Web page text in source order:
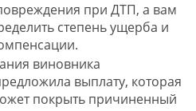
при ДТП, а вам
степень ущерба и
виновника
выплату, которая
покрыть причиненный